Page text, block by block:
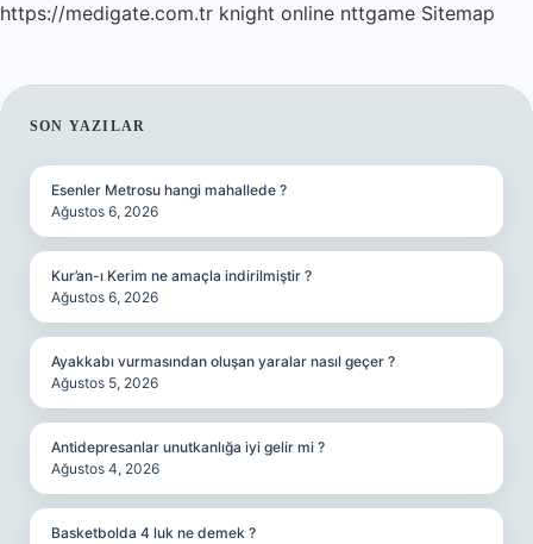
https://medigate.com.tr knight online nttgame Sitemap
SIDEBAR
SON YAZILAR
Esenler Metrosu hangi mahallede ?
Ağustos 6, 2026
Kur’an-ı Kerim ne amaçla indirilmiştir ?
Ağustos 6, 2026
Ayakkabı vurmasından oluşan yaralar nasıl geçer ?
Ağustos 5, 2026
Antidepresanlar unutkanlığa iyi gelir mi ?
Ağustos 4, 2026
Basketbolda 4 luk ne demek ?